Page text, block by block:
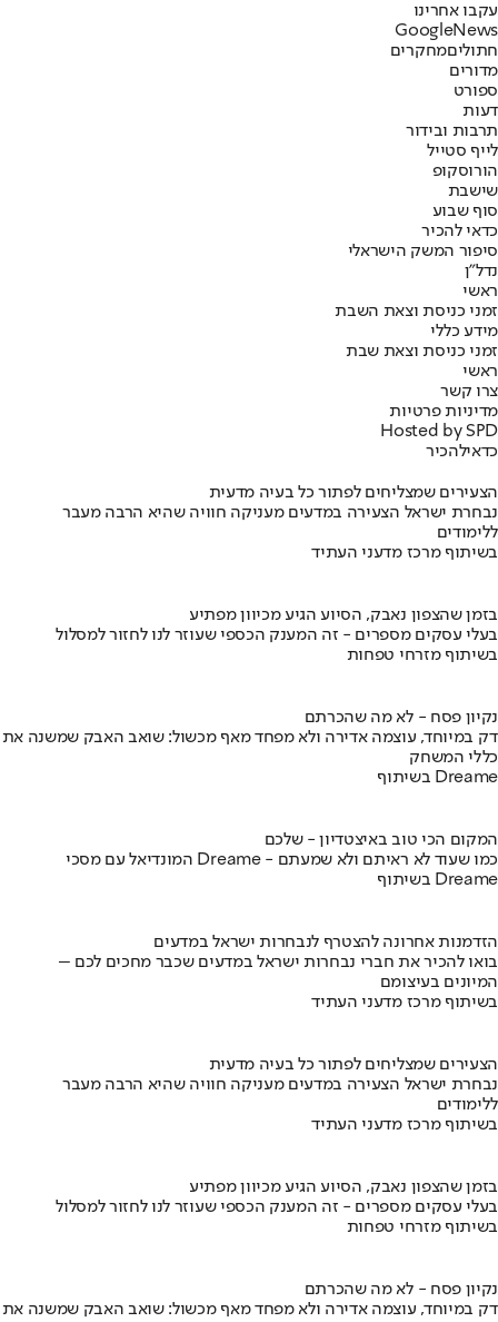
עקבו אחרינו
Googl eNews
חתוליםמחקרים
מדורים
ספורט
דעות
תרבות ובידור
לייף סטייל
הורוסקופ
שישבת
סוף שבוע
כדאי להכיר
סיפור המשק הישראלי
נדל"ן
ראשי
זמני כניסת וצאת השבת
מידע כללי
זמני כניסת וצאת שבת
ראשי
צרו קשר
מדיניות פרטיות
Hosted by SPD
כדאילהכיר
הצעירים שמצליחים לפתור כל בעיה מדעית
נבחרת ישראל הצעירה במדעים מעניקה חוויה שהיא הרבה מעבר
ללימודים
בשיתוף מרכז מדעני העתיד
בזמן שהצפון נאבק, הסיוע הגיע מכיוון מפתיע
בעלי עסקים מספרים - זה המענק הכספי שעוזר לנו לחזור למסלול
בשיתוף מזרחי טפחות
נקיון פסח - לא מה שהכרתם
דק במיוחד, עוצמה אדירה ולא מפחד מאף מכשול: שואב האבק שמשנה את
כללי המשחק
בשיתוף Dreame
המקום הכי טוב באיצטדיון - שלכם
המונדיאל עם מסכי Dreame - כמו שעוד לא ראיתם ולא שמעתם
בשיתוף Dreame
הזדמנות אחרונה להצטרף לנבחרות ישראל במדעים
בואו להכיר את חברי נבחרות ישראל במדעים שכבר מחכים לכם –
המיונים בעיצומם
בשיתוף מרכז מדעני העתיד
הצעירים שמצליחים לפתור כל בעיה מדעית
נבחרת ישראל הצעירה במדעים מעניקה חוויה שהיא הרבה מעבר
ללימודים
בשיתוף מרכז מדעני העתיד
בזמן שהצפון נאבק, הסיוע הגיע מכיוון מפתיע
בעלי עסקים מספרים - זה המענק הכספי שעוזר לנו לחזור למסלול
בשיתוף מזרחי טפחות
נקיון פסח - לא מה שהכרתם
דק במיוחד, עוצמה אדירה ולא מפחד מאף מכשול: שואב האבק שמשנה את